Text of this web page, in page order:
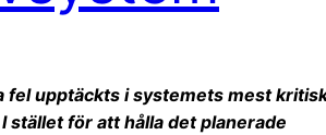
upptäckts i systemets mest
stället för att hålla det planerade